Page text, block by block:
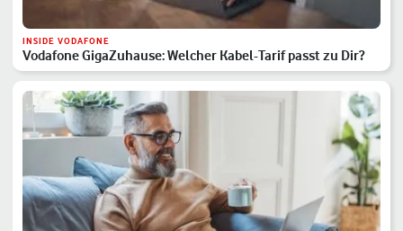
INSIDE VODAFONE
Vodafone GigaZuhause: Welcher Kabel-Tarif passt zu Dir?